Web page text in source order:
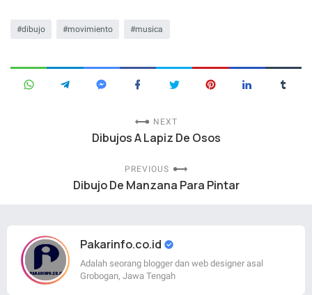
dibujo movimiento musica
NEXT
Dibujos A Lapiz De Osos
PREVIOUS
Dibujo De Manzana Para Pintar
Pakarinfo.co.id
Adalah seorang blogger dan web designer asal
Grobogan, Jawa Tengah